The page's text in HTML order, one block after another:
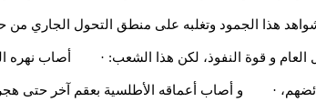
هذا الجمود وتغلبه على منطق التحول الجاري من
العام و قوة النفوذ، لكن هذا الشعب: · أصاب نهره
· و أصاب أعماقه الأطلسية بعقم آخر حتى